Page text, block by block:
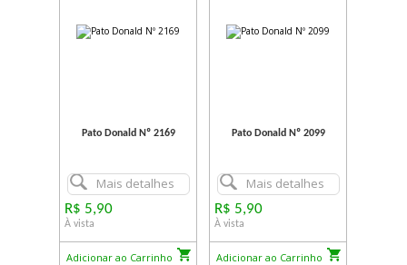
Pato Donald Nº 2169
Mais detalhes
R$ 5,90
À vista
Adicionar ao Carrinho
Pato Donald Nº 2099
Mais detalhes
R$ 5,90
À vista
Adicionar ao Carrinho